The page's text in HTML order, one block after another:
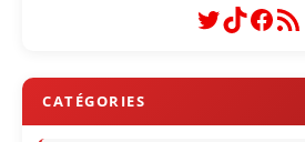
Twitter
TikTok
Flux RSS